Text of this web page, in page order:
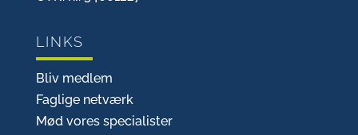
LINKS
Bliv medlem
Faglige netværk
Mød vores specialister